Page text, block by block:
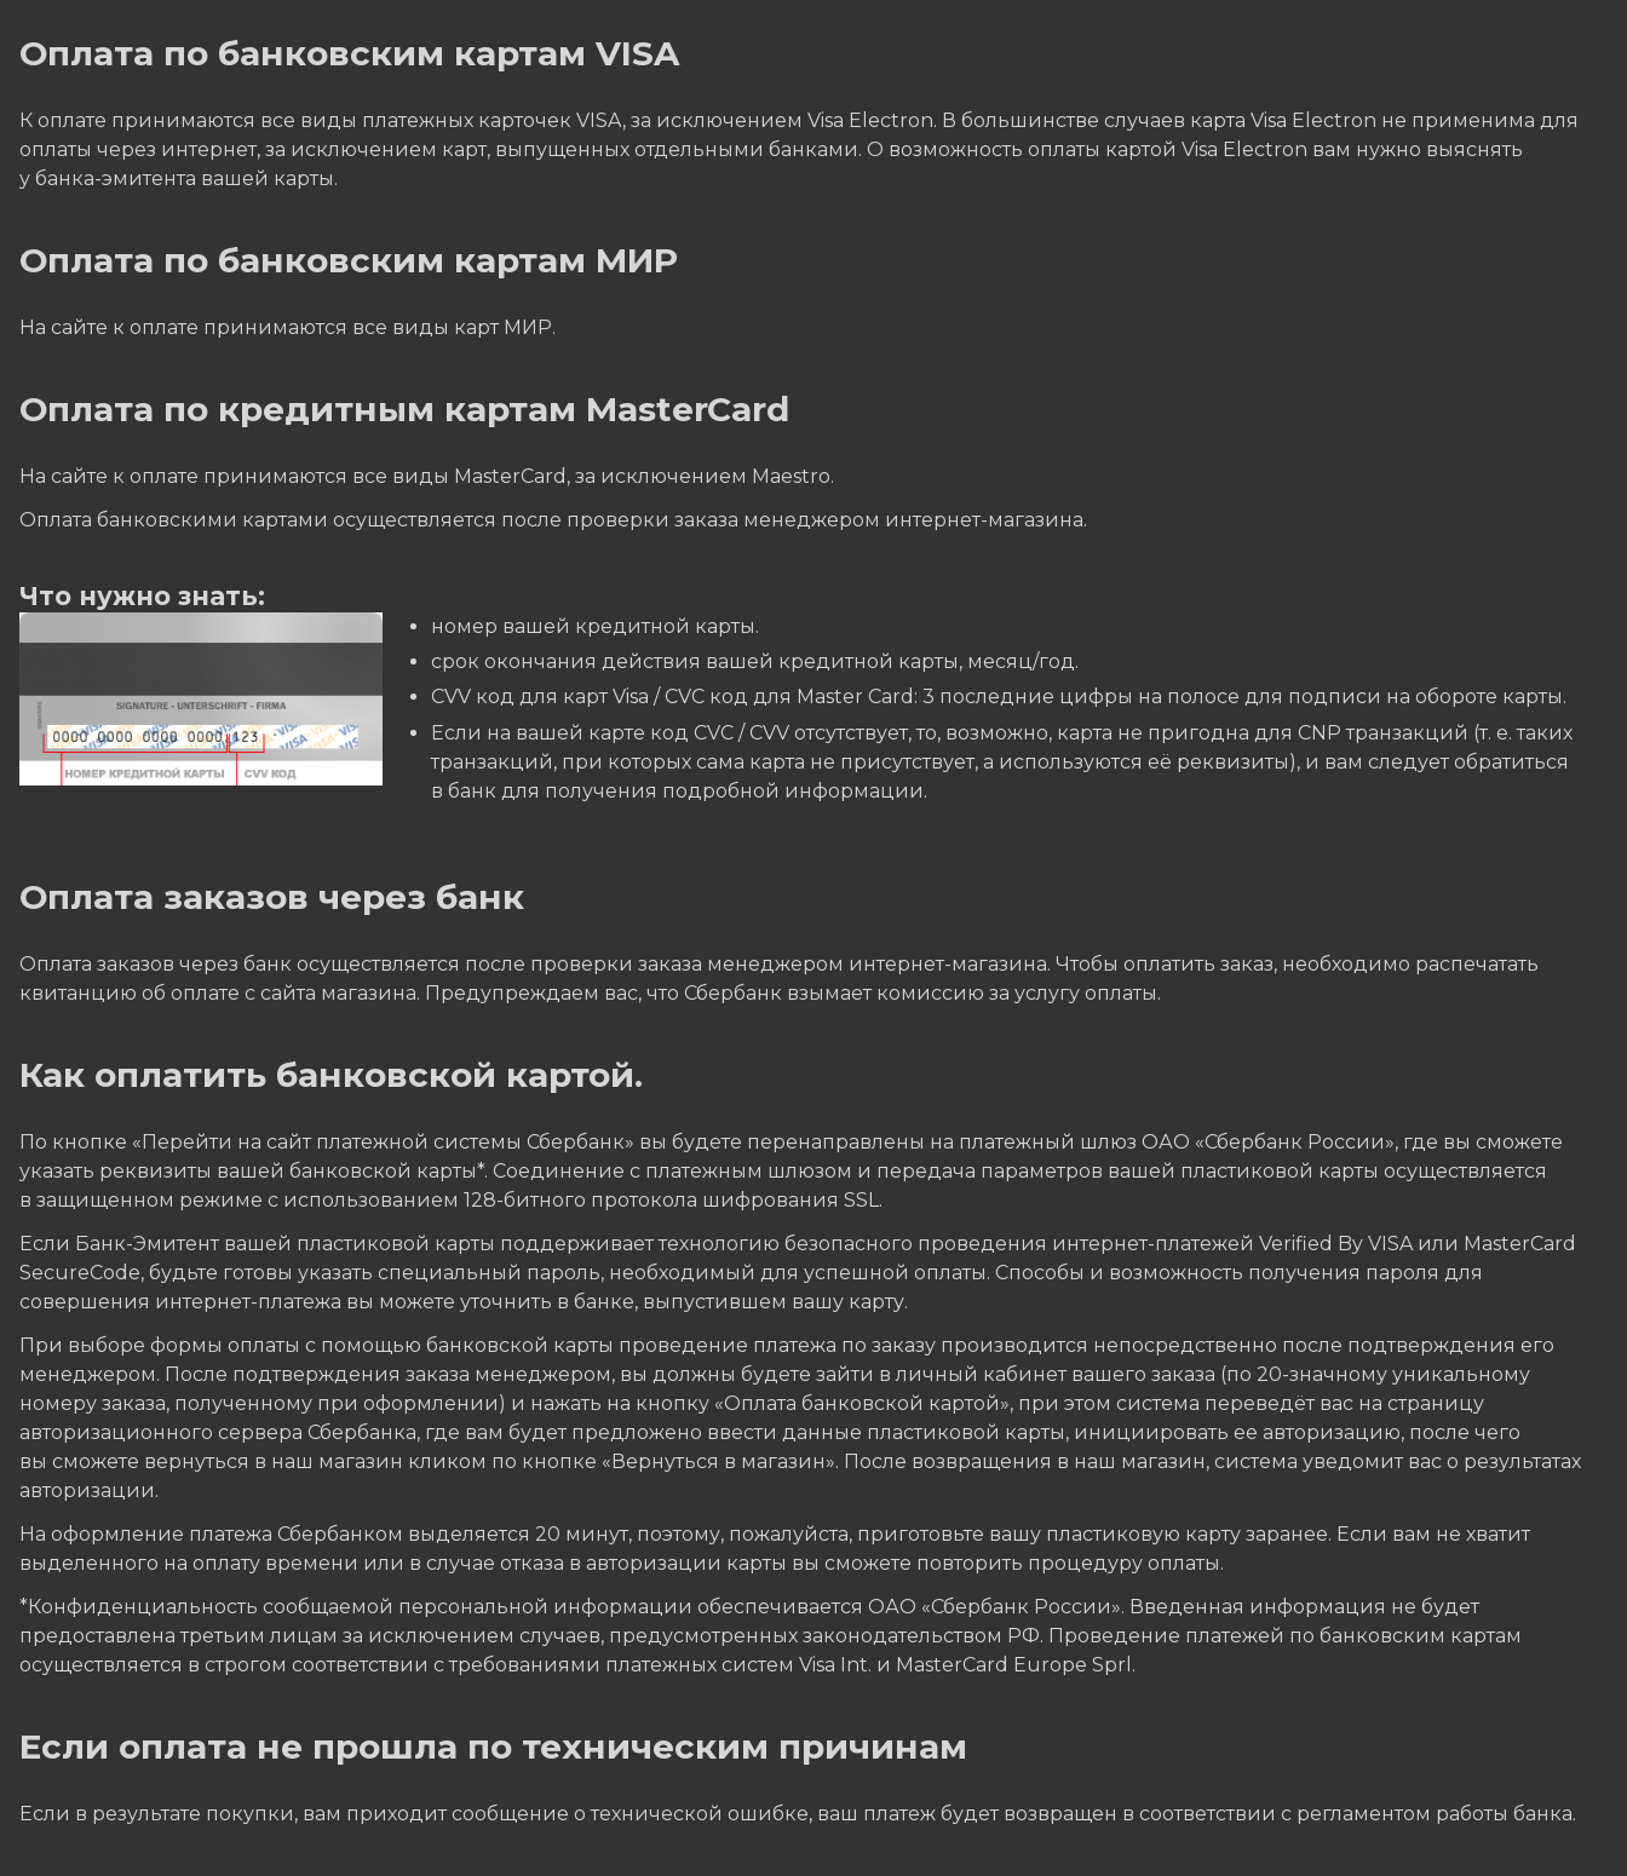
Оплата по банковским картам VISA
К оплате принимаются все виды платежных карточек VISA, за исключением Visa Electron. В большинстве случаев карта Visa Electron не применима для
оплаты через интернет, за исключением карт, выпущенных отдельными банками. О возможность оплаты картой Visa Electron вам нужно выяснять
у банка-эмитента вашей карты.
Оплата по банковским картам МИР
На сайте к оплате принимаются все виды карт МИР.
Оплата по кредитным картам MasterCard
На сайте к оплате принимаются все виды MasterCard, за исключением Maestro.
Оплата банковскими картами осуществляется после проверки заказа менеджером интернет-магазина.
Что нужно знать:
номер вашей кредитной карты.
cрок окончания действия вашей кредитной карты, месяц/год.
CVV код для карт Visa / CVC код для Master Card: 3 последние цифры на полосе для подписи на обороте карты.
Если на вашей карте код CVC / CVV отсутствует, то, возможно, карта не пригодна для CNP транзакций (т. е. таких
транзакций, при которых сама карта не присутствует, а используются её реквизиты), и вам следует обратиться
в банк для получения подробной информации.
Оплата заказов через банк
Оплата заказов через банк осуществляется после проверки заказа менеджером интернет-магазина. Чтобы оплатить заказ, необходимо распечатать
квитанцию об оплате с сайта магазина. Предупреждаем вас, что Сбербанк взымает комиссию за услугу оплаты.
Как оплатить банковской картой.
По кнопке «Перейти на сайт платежной системы Сбербанк» вы будете перенаправлены на платежный шлюз ОАО «Сбербанк России», где вы сможете
указать реквизиты вашей банковской карты*. Соединение с платежным шлюзом и передача параметров вашей пластиковой карты осуществляется
в защищенном режиме с использованием 128-битного протокола шифрования SSL.
Если Банк-Эмитент вашей пластиковой карты поддерживает технологию безопасного проведения интернет-платежей Verified By VISA или MasterCard
SecureCode, будьте готовы указать специальный пароль, необходимый для успешной оплаты. Способы и возможность получения пароля для
совершения интернет-платежа вы можете уточнить в банке, выпустившем вашу карту.
При выборе формы оплаты с помощью банковской карты проведение платежа по заказу производится непосредственно после подтверждения его
менеджером. После подтверждения заказа менеджером, вы должны будете зайти в личный кабинет вашего заказа (по 20-значному уникальному
номеру заказа, полученному при оформлении) и нажать на кнопку «Оплата банковской картой», при этом система переведёт вас на страницу
авторизационного сервера Сбербанка, где вам будет предложено ввести данные пластиковой карты, инициировать ее авторизацию, после чего
вы сможете вернуться в наш магазин кликом по кнопке «Вернуться в магазин». После возвращения в наш магазин, система уведомит вас о результатах
авторизации.
На оформление платежа Сбербанком выделяется 20 минут, поэтому, пожалуйста, приготовьте вашу пластиковую карту заранее. Если вам не хватит
выделенного на оплату времени или в случае отказа в авторизации карты вы сможете повторить процедуру оплаты.
*Конфиденциальность сообщаемой персональной информации обеспечивается ОАО «Сбербанк России». Введенная информация не будет
предоставлена третьим лицам за исключением случаев, предусмотренных законодательством РФ. Проведение платежей по банковским картам
осуществляется в строгом соответствии с требованиями платежных систем Visa Int. и MasterCard Europe Sprl.
Если оплата не прошла по техническим причинам
Если в результате покупки, вам приходит сообщение о технической ошибке, ваш платеж будет возвращен в соответствии с регламентом работы банка.